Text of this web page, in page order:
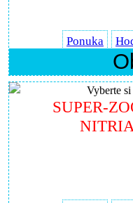
Ponuka
Vyberte
SUPER-